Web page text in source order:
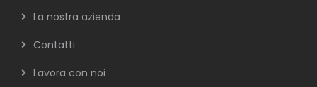
La nostra azienda
Contatti
Lavora con noi